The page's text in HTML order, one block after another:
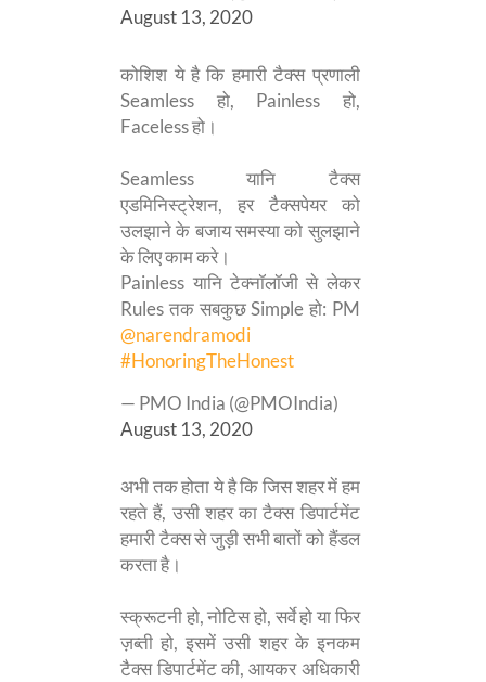
August 13, 2020
कोशिश ये है कि हमारी टैक्स प्रणाली
Seamless हो, Painless हो,
Faceless हो।
Seamless यानि टैक्स
एडमिनिस्ट्रेशन, हर टैक्सपेयर को
उलझाने के बजाय समस्या को सुलझाने
के लिए काम करे।
Painless यानि टेक्नॉलॉजी से लेकर
Rules तक सबकुछ Simple हो: PM
@narendramodi
#HonoringTheHonest
— PMO India (@PMOIndia)
August 13, 2020
अभी तक होता ये है कि जिस शहर में हम
रहते हैं, उसी शहर का टैक्स डिपार्टमेंट
हमारी टैक्स से जुड़ी सभी बातों को हैंडल
करता है।
स्क्रूटनी हो, नोटिस हो, सर्वे हो या फिर
ज़ब्ती हो, इसमें उसी शहर के इनकम
टैक्स डिपार्टमेंट की, आयकर अधिकारी